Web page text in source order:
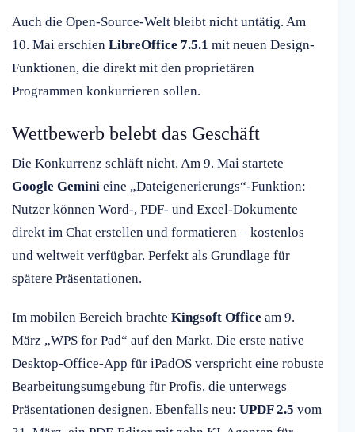
Auch die Open-Source-Welt bleibt nicht untätig. Am
10. Mai erschien LibreOffice 7.5.1 mit neuen Design-
Funktionen, die direkt mit den proprietären
Programmen konkurrieren sollen.
Wettbewerb belebt das Geschäft
Die Konkurrenz schläft nicht. Am 9. Mai startete
Google Gemini eine „Dateigenerierungs“-Funktion:
Nutzer können Word-, PDF- und Excel-Dokumente
direkt im Chat erstellen und formatieren – kostenlos
und weltweit verfügbar. Perfekt als Grundlage für
spätere Präsentationen.
Im mobilen Bereich brachte Kingsoft Office am 9.
März „WPS for Pad“ auf den Markt. Die erste native
Desktop-Office-App für iPadOS verspricht eine robuste
Bearbeitungsumgebung für Profis, die unterwegs
Präsentationen designen. Ebenfalls neu: UPDF 2.5 vom